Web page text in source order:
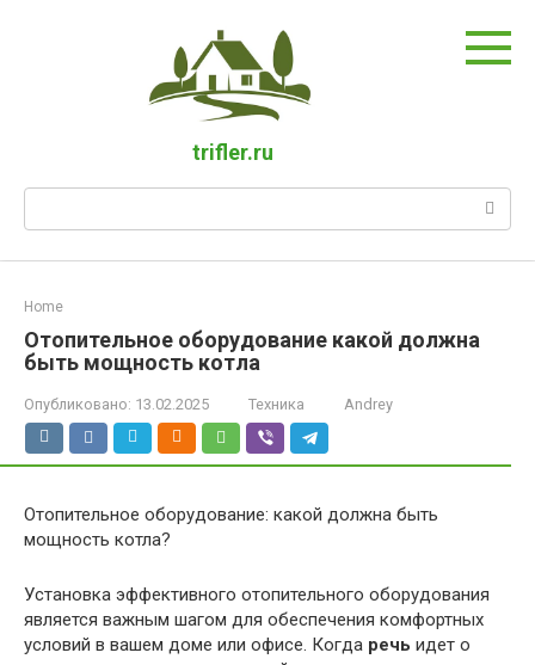
trifler.ru
Поиск:
Home
Отопительное оборудование какой должна
быть мощность котла
Опубликовано: 13.02.2025 Техника Andrey
Отопительное оборудование: какой должна быть
мощность котла?
Установка эффективного отопительного оборудования
является важным шагом для обеспечения комфортных
условий в вашем доме или офисе. Когда речь идет о